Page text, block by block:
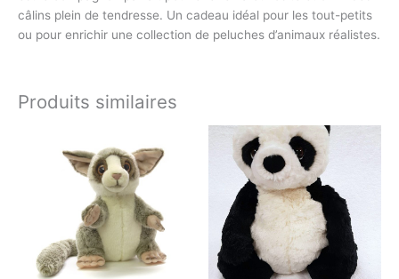
câlins plein de tendresse. Un cadeau idéal pour les tout-petits
ou pour enrichir une collection de peluches d’animaux réalistes.
Produits similaires